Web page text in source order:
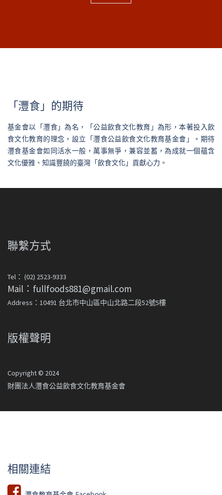
「灃食」的期待
基金會以「灃食」為名，「公益飲食文化教育」為形，本著投入飲
食文化教育的理念，設立「灃食公益飲食文化教育基金會」。期待
灃食基金會如同活水一般，萬事無爭，兼容並蓄，為成就一個蘊含
文化優雅、知識豐饒的臺灣「飲食文化」貢獻心力。
聯繫方式
Tel： (02) 2523-9333
Mail：fullfoods881@gmail.com
Address：10491 台北市中山區中山北路二段52號5樓
版權聲明
Copyright © 2024
財團法人灃食公益飲食文化教育基金會
相關連結